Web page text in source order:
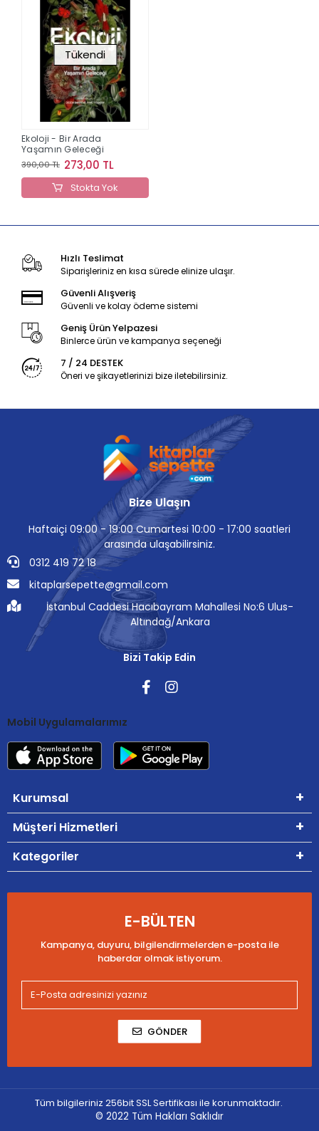
Tükendi
Ekoloji - Bir Arada
Yaşamın Geleceği
390,00 TL 273,00 TL
Stokta Yok
Hızlı Teslimat
Siparişleriniz en kısa sürede elinize ulaşır.
Güvenli Alışveriş
Güvenli ve kolay ödeme sistemi
Geniş Ürün Yelpazesi
Binlerce ürün ve kampanya seçeneği
7 / 24 DESTEK
Öneri ve şikayetlerinizi bize iletebilirsiniz.
Bize Ulaşın
Haftaiçi 09:00 - 19:00 Cumartesi 10:00 - 17:00 saatleri
arasında ulaşabilirsiniz.
0312 419 72 18
kitaplarsepette@gmail.com
İstanbul Caddesi Hacıbayram Mahallesi No:6 Ulus-
Altındağ/Ankara
Bizi Takip Edin
Mobil Uygulamalarımız
Kurumsal
Müşteri Hizmetleri
Kategoriler
E-BÜLTEN
Kampanya, duyuru, bilgilendirmelerden e-posta ile
haberdar olmak istiyorum.
GÖNDER
Tüm bilgileriniz 256bit SSL Sertifikası ile korunmaktadır.
© 2022 Tüm Hakları Saklıdır